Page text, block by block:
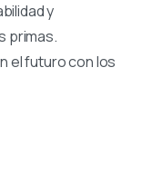
y
primas.
el futuro con los